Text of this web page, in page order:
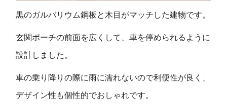
黒のガルバリウム鋼板と木目がマッチした建物です。
玄関ポーチの前面を広くして、車を停められるように
設計しました。
車の乗り降りの際に雨に濡れないので利便性が良く、
デザイン性も個性的でおしゃれです。